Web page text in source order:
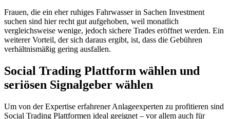
Frauen, die ein eher ruhiges Fahrwasser in Sachen Investment
suchen sind hier recht gut aufgehoben, weil monatlich
vergleichsweise wenige, jedoch sichere Trades eröffnet werden. Ein
weiterer Vorteil, der sich daraus ergibt, ist, dass die Gebühren
verhältnismäßig gering ausfallen.
Social Trading Plattform wählen und
seriösen Signalgeber wählen
Um von der Expertise erfahrener Anlageexperten zu profitieren sind
Social Trading Plattformen ideal geeignet – vor allem auch für